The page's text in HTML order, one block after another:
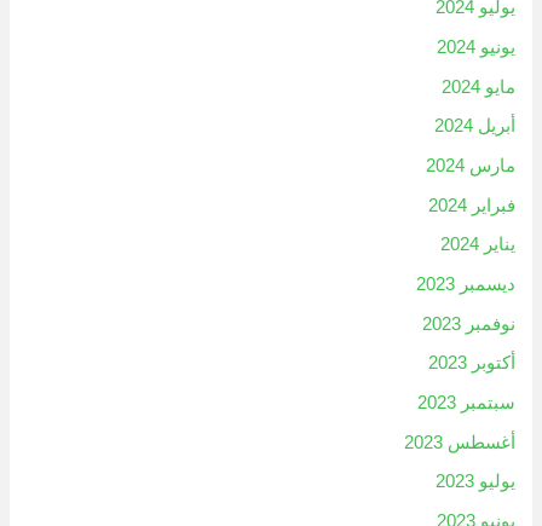
يوليو 2024
يونيو 2024
مايو 2024
أبريل 2024
مارس 2024
فبراير 2024
يناير 2024
ديسمبر 2023
نوفمبر 2023
أكتوبر 2023
سبتمبر 2023
أغسطس 2023
يوليو 2023
يونيو 2023